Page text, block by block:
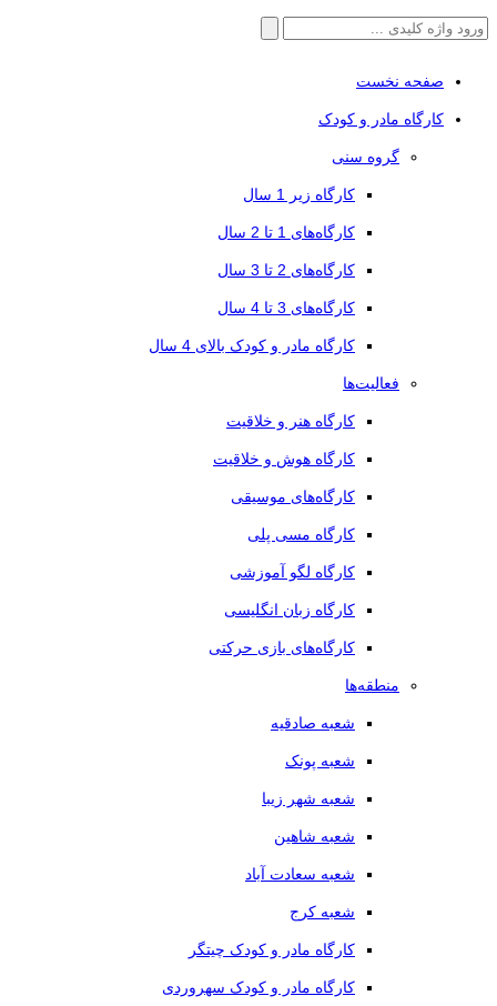
جستجو
صفحه نخست
کارگاه مادر و کودک
گروه سنی
کارگاه زیر 1 سال
کارگاه‌های 1 تا 2 سال
کارگاه‌های 2 تا 3 سال
کارگاه‌های 3 تا 4 سال
کارگاه مادر و کودک بالای 4 سال
فعالیت‌ها
کارگاه هنر و خلاقیت
کارگاه هوش و خلاقیت
کارگاه‌های موسیقی
کارگاه مسی پلی
کارگاه لگو آموزشی
کارگاه زبان انگلیسی
کارگاه‌های بازی حرکتی
منطقه‌ها
شعبه صادقیه
شعبه پونک
شعبه شهر زیبا
شعبه شاهین
شعبه سعادت آباد
شعبه کرج
کارگاه مادر و کودک چیتگر
کارگاه مادر و کودک سهروردی